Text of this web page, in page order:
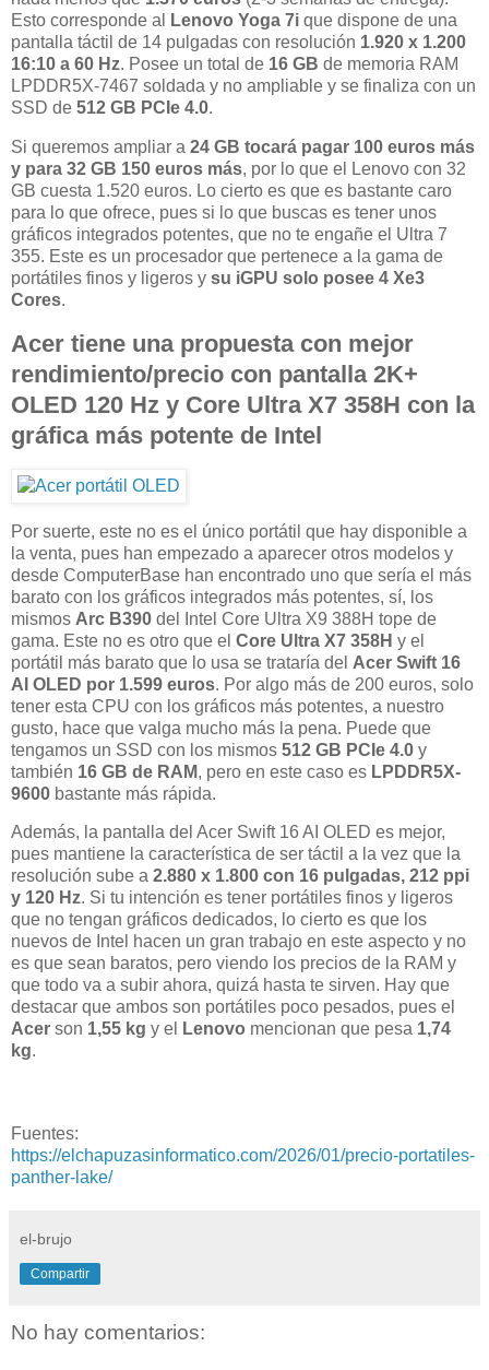
Esto corresponde al
Lenovo Yoga 7i que dispone de una
pantalla táctil de 14 pulgadas con resolución 1.920 x 1.200
16:10 a 60 Hz. Posee un total de 16 GB de memoria RAM
LPDDR5X-7467 soldada y no ampliable y se finaliza con un
SSD de 512 GB PCIe 4.0.
Si queremos ampliar a 24 GB tocará pagar 100 euros más
y para 32 GB 150 euros más, por lo que el Lenovo con 32
GB cuesta 1.520 euros. Lo cierto es que es bastante caro
para lo que ofrece, pues si lo que buscas es tener unos
gráficos integrados potentes, que no te engañe el Ultra 7
355. Este es un procesador que pertenece a la gama de
portátiles finos y ligeros y su iGPU solo posee 4 Xe3
Cores.
Acer tiene una propuesta con mejor
rendimiento/precio con pantalla 2K+
OLED 120 Hz y Core Ultra X7 358H con la
gráfica más potente de Intel
Por suerte, este no es el único portátil que hay disponible a
la venta, pues han empezado a aparecer otros modelos y
desde ComputerBase han encontrado uno que sería el más
barato con los gráficos integrados más potentes, sí, los
mismos Arc B390 del Intel Core Ultra X9 388H tope de
gama. Este no es otro que el Core Ultra X7 358H y el
portátil más barato que lo usa se trataría del Acer Swift 16
AI OLED por 1.599 euros. Por algo más de 200 euros, solo
tener esta CPU con los gráficos más potentes, a nuestro
gusto, hace que valga mucho más la pena. Puede que
tengamos un SSD con los mismos 512 GB PCIe 4.0 y
también 16 GB de RAM, pero en este caso es LPDDR5X-
9600 bastante más rápida.
Además, la pantalla del Acer Swift 16 AI OLED es mejor,
pues mantiene la característica de ser táctil a la vez que la
resolución sube a 2.880 x 1.800 con 16 pulgadas, 212 ppi
y 120 Hz. Si tu intención es tener portátiles finos y ligeros
que no tengan gráficos dedicados, lo cierto es que los
nuevos de Intel hacen un gran trabajo en este aspecto y no
es que sean baratos, pero viendo los precios de la RAM y
que todo va a subir ahora, quizá hasta te sirven. Hay que
destacar que ambos son portátiles poco pesados, pues el
Acer son 1,55 kg y el Lenovo mencionan que pesa 1,74
kg.
Fuentes:
https://elchapuzasinformatico.com/2026/01/precio-portatiles-
panther-lake/
el-brujo
Compartir
No hay comentarios: